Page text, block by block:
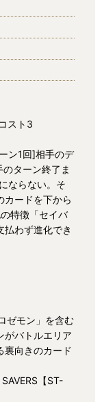
スト3
ン1回]相手のデ
ターン終了ま
ならない。そ
カードを下から
特徴「セイバ
払わず進化でき
ゼモン」を含む
がバトルエリア
裏向きのカード
【ST-